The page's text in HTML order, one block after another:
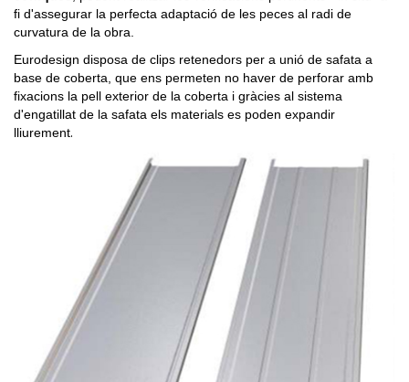
fi d'assegurar la perfecta adaptació de les peces al radi de
curvatura de la obra.
Eurodesign disposa de clips retenedors per a unió de safata a
base de coberta, que ens permeten no haver de perforar amb
fixacions la pell exterior de la coberta i gràcies al sistema
d'engatillat de la safata els materials es poden expandir
lliurement.